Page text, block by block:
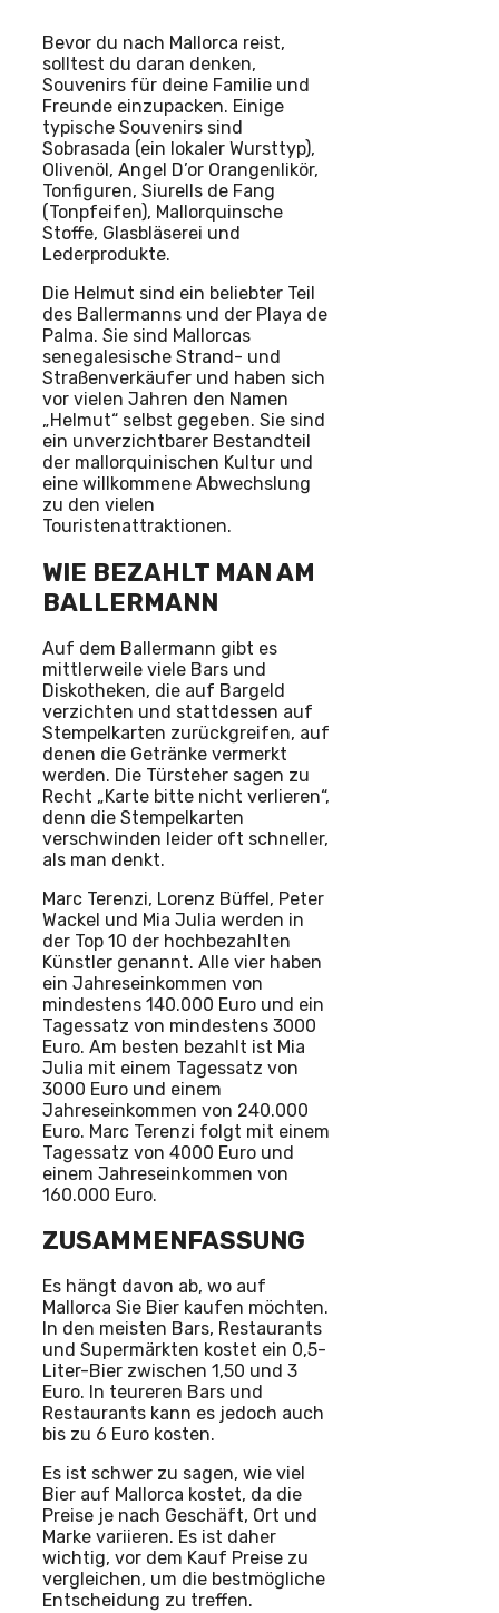
Bevor du nach Mallorca reist,
solltest du daran denken,
Souvenirs für deine Familie und
Freunde einzupacken. Einige
typische Souvenirs sind
Sobrasada (ein lokaler Wursttyp),
Olivenöl, Angel D’or Orangenlikör,
Tonfiguren, Siurells de Fang
(Tonpfeifen), Mallorquinsche
Stoffe, Glasbläserei und
Lederprodukte.
Die Helmut sind ein beliebter Teil
des Ballermanns und der Playa de
Palma. Sie sind Mallorcas
senegalesische Strand- und
Straßenverkäufer und haben sich
vor vielen Jahren den Namen
„Helmut“ selbst gegeben. Sie sind
ein unverzichtbarer Bestandteil
der mallorquinischen Kultur und
eine willkommene Abwechslung
zu den vielen
Touristenattraktionen.
WIE BEZAHLT MAN AM
BALLERMANN
Auf dem Ballermann gibt es
mittlerweile viele Bars und
Diskotheken, die auf Bargeld
verzichten und stattdessen auf
Stempelkarten zurückgreifen, auf
denen die Getränke vermerkt
werden. Die Türsteher sagen zu
Recht „Karte bitte nicht verlieren“,
denn die Stempelkarten
verschwinden leider oft schneller,
als man denkt.
Marc Terenzi, Lorenz Büffel, Peter
Wackel und Mia Julia werden in
der Top 10 der hochbezahlten
Künstler genannt. Alle vier haben
ein Jahreseinkommen von
mindestens 140.000 Euro und ein
Tagessatz von mindestens 3000
Euro. Am besten bezahlt ist Mia
Julia mit einem Tagessatz von
3000 Euro und einem
Jahreseinkommen von 240.000
Euro. Marc Terenzi folgt mit einem
Tagessatz von 4000 Euro und
einem Jahreseinkommen von
160.000 Euro.
ZUSAMMENFASSUNG
Es hängt davon ab, wo auf
Mallorca Sie Bier kaufen möchten.
In den meisten Bars, Restaurants
und Supermärkten kostet ein 0,5-
Liter-Bier zwischen 1,50 und 3
Euro. In teureren Bars und
Restaurants kann es jedoch auch
bis zu 6 Euro kosten.
Es ist schwer zu sagen, wie viel
Bier auf Mallorca kostet, da die
Preise je nach Geschäft, Ort und
Marke variieren. Es ist daher
wichtig, vor dem Kauf Preise zu
vergleichen, um die bestmögliche
Entscheidung zu treffen.